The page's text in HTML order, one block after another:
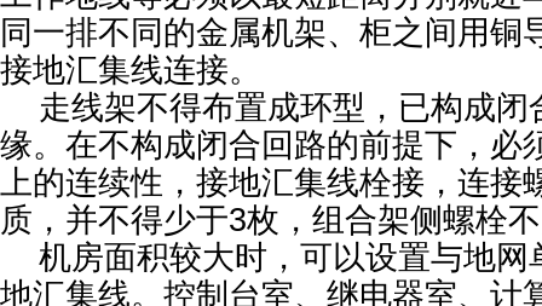
同一排不同的金属机架、柜之间用铜
接地汇集线连接。
走线架不得布置成环型，已构成闭
缘。在不构成闭合回路的前提下，必
上的连续性，接地汇集线栓接，连
质，并不得少于3枚，组合架侧螺栓
机房面积较大时，可以设置与地网
地汇集线。控制台室、继电器室、计